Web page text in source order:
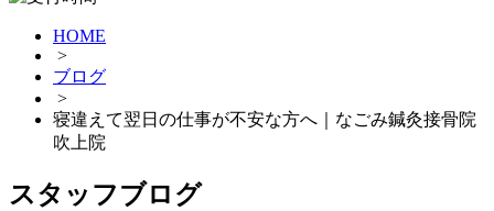
HOME
>
ブログ
>
寝違えて翌日の仕事が不安な方へ｜なごみ鍼灸接骨院
吹上院
スタッフブログ